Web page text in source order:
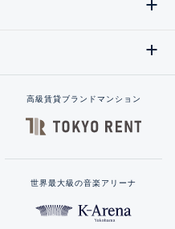
高級賃貸ブランドマンション
世界最大級の音楽アリーナ